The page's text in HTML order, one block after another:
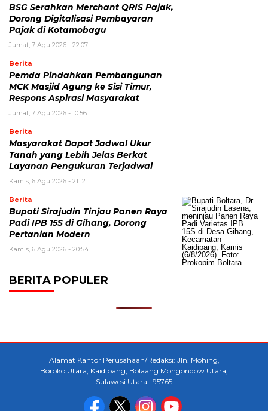
‎BSG Serahkan Merchant QRIS Pajak,
Dorong Digitalisasi Pembayaran
Pajak di Kotamobagu
Jumat, 7 Agu 2026 - 22:07
Berita
Pemda Pindahkan Pembangunan
MCK Masjid Agung ke Sisi Timur,
Respons Aspirasi Masyarakat
Jumat, 7 Agu 2026 - 10:56
Berita
Masyarakat Dapat Jadwal Ukur
Tanah yang Lebih Jelas Berkat
Layanan Pengukuran Terjadwal
Kamis, 6 Agu 2026 - 21:12
Berita
Bupati Sirajudin Tinjau Panen Raya
Padi IPB 15S di Gihang, Dorong
Pertanian Modern
Kamis, 6 Agu 2026 - 20:54
BERITA POPULER
Alamat Kantor Perusahaan/Redaksi: Jln. Mohing,
Boroko Utara, Kaidipang, Bolaang Mongondow Utara,
Sulawesi Utara | 95765